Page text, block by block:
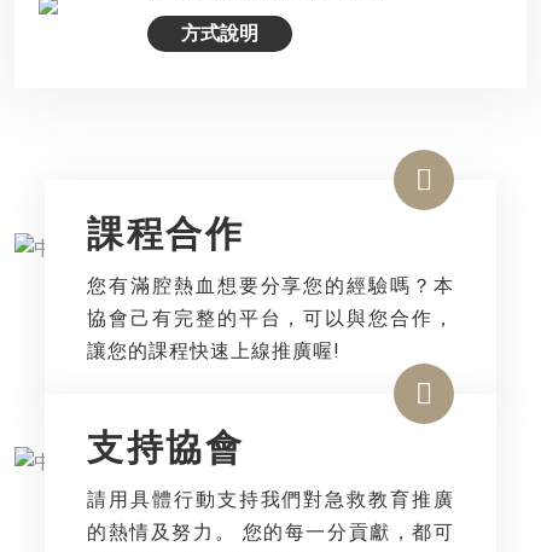
方式說明
課程合作
您有滿腔熱血想要分享您的經驗嗎？本
協會己有完整的平台，可以與您合作，
讓您的課程快速上線推廣喔!
支持協會
請用具體行動支持我們對急救教育推廣
的熱情及努力。 您的每一分貢獻，都可